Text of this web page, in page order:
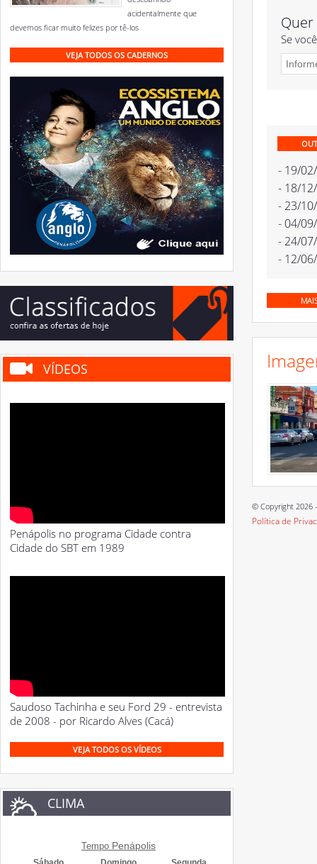
acidentalmente que
devemos ficar muito felizes por tê-los
VEJA TODOS OS CADERNOS
VÍDEOS
Penápolis no programa Cidade contra
Cidade do SBT em 1989
Saudoso Tachinha e seu Ford 29 - entrevista
de 2008 - por Ricardo Alves (Cacá)
VEJA TODOS OS VÍDEOS
CLIMA
Tempo Penápolis
Se
- 19/
- 18/
- 23/
- 04/
- 24/
- 12/
© Copyright 2026
Política de